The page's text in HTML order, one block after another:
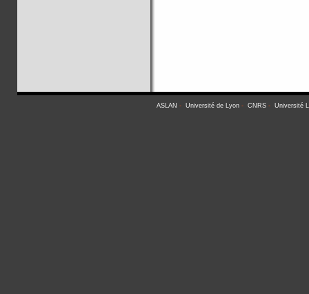
ASLAN - Université de Lyon- CNRS- Université